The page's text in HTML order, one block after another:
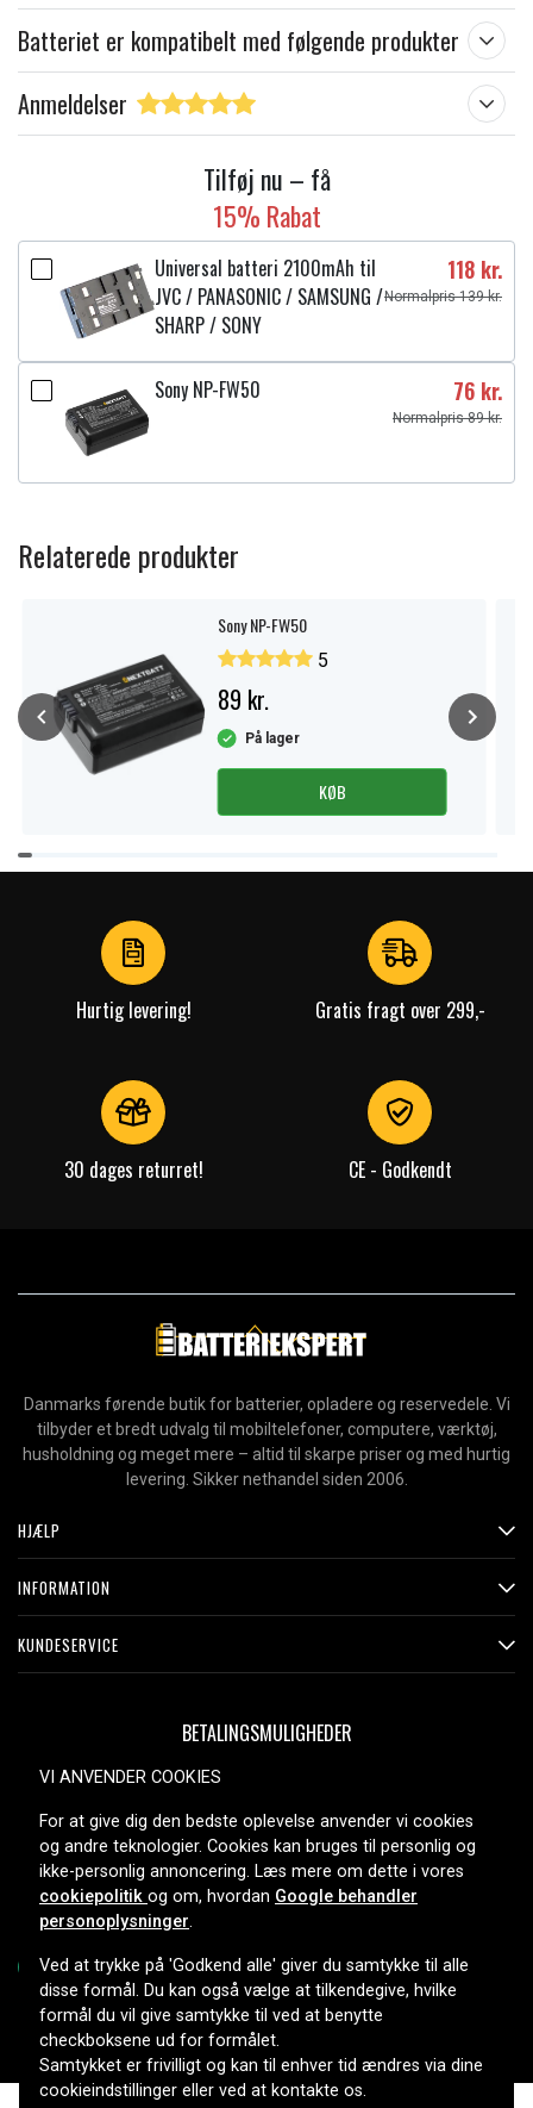
Batteriet er kompatibelt med følgende produkter
Anmeldelser
Tilføj nu – få
15% Rabat
Universal batteri 2100mAh til
JVC / PANASONIC / SAMSUNG /
SHARP / SONY
118 kr.
Normalpris 139 kr.
Sony NP-FW50 76 kr.
Normalpris 89 kr.
Relaterede produkter
Sony NP-FW50
5
89 kr.
På lager
KØB
Item
1
Hurtig levering! Gratis fragt over 299,-
30 dages returret! CE - Godkendt
Danmarks førende butik for batterier, opladere og reservedele. Vi
tilbyder et bredt udvalg til mobiltelefoner, computere, værktøj,
husholdning og meget mere – altid til skarpe priser og med hurtig
levering. Sikker nethandel siden 2006.
HJÆLP
INFORMATION
KUNDESERVICE
BETALINGSMULIGHEDER
LEVERINGSMULIGHEDER
Copyright © 2026, Spares Nordic AB
VI ANVENDER COOKIES
For at give dig den bedste oplevelse anvender vi cookies
og andre teknologier. Cookies kan bruges til personlig og
ikke-personlig annoncering. Læs mere om dette i vores
cookiepolitik og om, hvordan Google behandler
personoplysninger.
Ved at trykke på 'Godkend alle' giver du samtykke til alle
disse formål. Du kan også vælge at tilkendegive, hvilke
formål du vil give samtykke til ved at benytte
checkboksene ud for formålet.
Samtykket er frivilligt og kan til enhver tid ændres via dine
cookieindstillinger eller ved at kontakte os.